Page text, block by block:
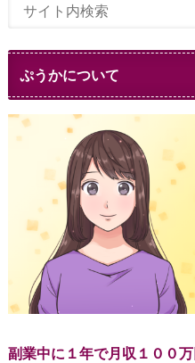
ぷうかについて
副業中に１年で月収１００